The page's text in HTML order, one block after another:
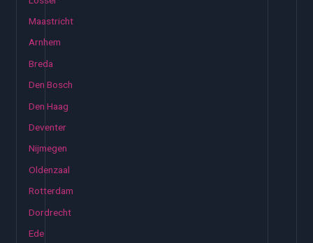
Maastricht
Arnhem
Breda
Den Bosch
Den Haag
Deventer
Nijmegen
Oldenzaal
Rotterdam
Dordrecht
Ede